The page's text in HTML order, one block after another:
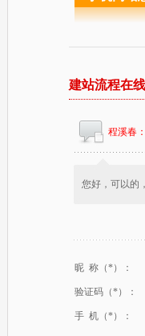
建站流程在
程溪春：
您好，可以的
昵 称（*）：
验证码（*）：
手 机（*）：